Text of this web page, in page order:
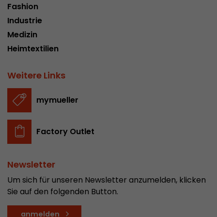
Fashion
Industrie
Medizin
Heimtextilien
Weitere Links
mymueller
Factory Outlet
Newsletter
Um sich für unseren Newsletter anzumelden, klicken
Sie auf den folgenden Button.
anmelden
Zweck
Besuch gestartet wird sowie die Anzahl aller
Name
Provider
Laufzeit 30 min
Zweck
bewegt. Es speichert die Anzahl von
aktuellen Besuches und die Startzeit des
eines Besuchers.